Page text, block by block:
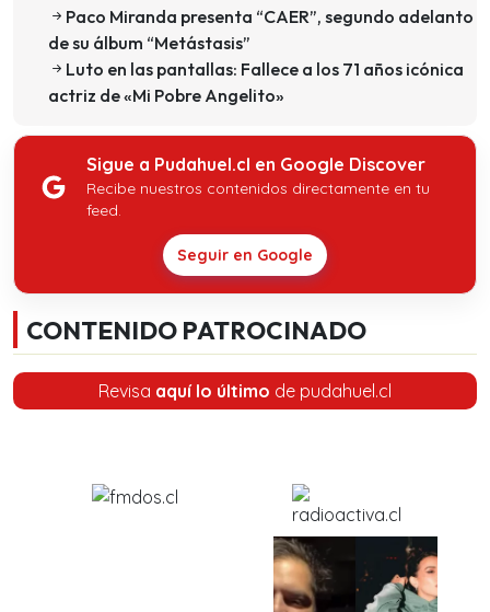
Paco Miranda presenta “CAER”, segundo adelanto
de su álbum “Metástasis”
Luto en las pantallas: Fallece a los 71 años icónica
actriz de «Mi Pobre Angelito»
Sigue a Pudahuel.cl en Google Discover
Recibe nuestros contenidos directamente en tu
feed.
Seguir en Google
CONTENIDO PATROCINADO
Revisa aquí lo último de pudahuel.cl